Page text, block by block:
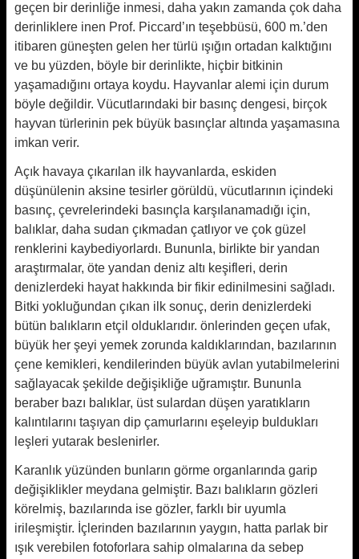
geçen bir derinliğe inmesi, daha yakın zamanda çok daha
derinliklere inen Prof. Piccard’ın teşebbüsü, 600 m.’den
itibaren güneşten gelen her türlü ışığın ortadan kalktığını
ve bu yüzden, böyle bir derinlikte, hiçbir bitkinin
yaşamadığını ortaya koydu. Hayvanlar alemi için durum
böyle değildir. Vücutlarındaki bir basınç dengesi, birçok
hayvan türlerinin pek büyük basınçlar altında yaşamasına
imkan verir.
Açık havaya çıkarılan ilk hayvanlarda, eskiden
düşünülenin aksine tesirler görüldü, vücutlarının içindeki
basınç, çevrelerindeki basınçla karşılanamadığı için,
balıklar, daha sudan çıkmadan çatlıyor ve çok güzel
renklerini kaybediyorlardı. Bununla, birlikte bir yandan
araştırmalar, öte yandan deniz altı keşifleri, derin
denizlerdeki hayat hakkında bir fikir edinilmesini sağladı.
Bitki yokluğundan çıkan ilk sonuç, derin denizlerdeki
bütün balıkların etçil olduklarıdır. önlerinden geçen ufak,
büyük her şeyi yemek zorunda kaldıklarından, bazılarının
çene kemikleri, kendilerinden büyük avlan yutabilmelerini
sağlayacak şekilde değişikliğe uğramıştır. Bununla
beraber bazı balıklar, üst sulardan düşen yaratıkların
kalıntılarını taşıyan dip çamurlarını eşeleyip buldukları
leşleri yutarak beslenirler.
Karanlık yüzünden bunların görme organlarında garip
değişiklikler meydana gelmiştir. Bazı balıkların gözleri
körelmiş, bazılarında ise gözler, farklı bir uyumla
irileşmiştir. İçlerinden bazılarının yaygın, hatta parlak bir
ışık verebilen fotoforlara sahip olmalarına da sebep